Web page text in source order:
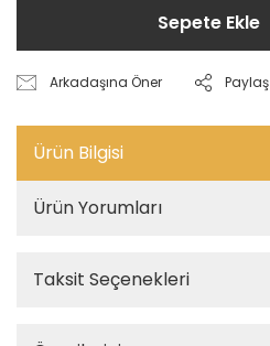
Sepete Ekle
Arkadaşına Öner Paylaş
Ürün Bilgisi
Ürün Yorumları
Taksit Seçenekleri